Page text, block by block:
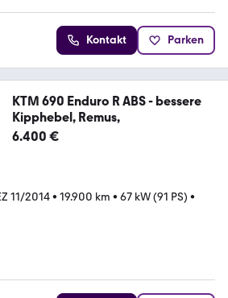
Kontakt Parken
KTM 690 Enduro R ABS - bessere
Kipphebel, Remus,
6.400 €
11/2014• 19.900 km • 67 kW (91 PS) •